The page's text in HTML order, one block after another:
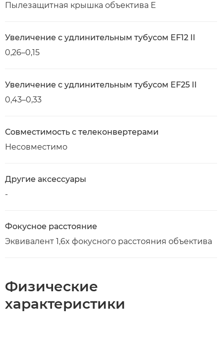
Пылезащитная крышка объектива E
Увеличение с удлинительным тубусом EF12 II
0,26–0,15
Увеличение с удлинительным тубусом EF25 II
0,43–0,33
Совместимость с телеконвертерами
Несовместимо
Другие аксессуары
-
Фокусное расстояние
Эквивалент 1,6x фокусного расстояния объектива
Физические
характеристики